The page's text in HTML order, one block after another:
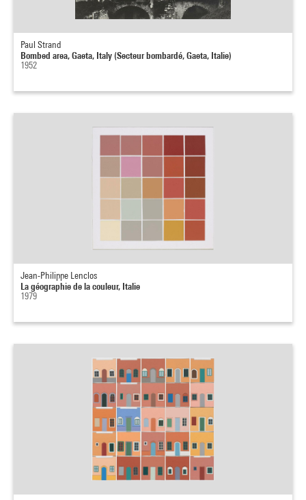
Paul Strand
Bombed area, Gaeta, Italy (Secteur bombardé, Gaeta, Italie)
1952
Jean-Philippe Lenclos
La géographie de la couleur, Italie
1979